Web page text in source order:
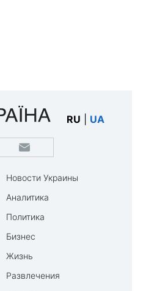
RU UA
Новости Украины
Аналитика
Политика
Бизнес
Жизнь
Развлечения